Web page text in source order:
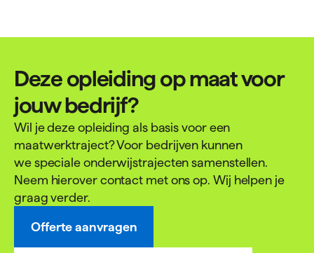
Deze opleiding op maat voor
jouw bedrijf?
Wil je deze opleiding als basis voor een
maatwerktraject? Voor bedrijven kunnen
we speciale onderwijstrajecten samenstellen.
Neem hierover contact met ons op. Wij helpen je
graag verder.
Offerte aanvragen